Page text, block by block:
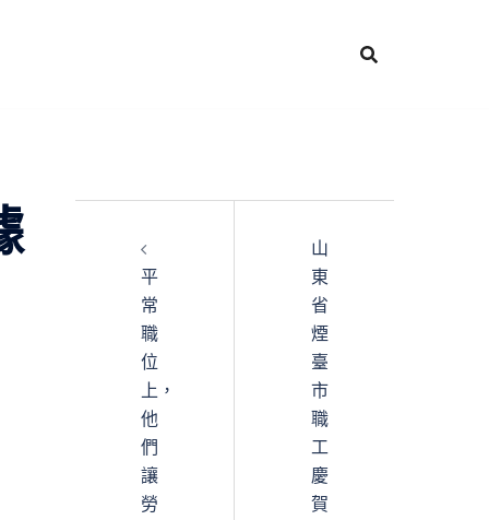
平
常
職
位
上，
他
們
讓
勞
山
東
省
煙
臺
市
職
工
慶
賀